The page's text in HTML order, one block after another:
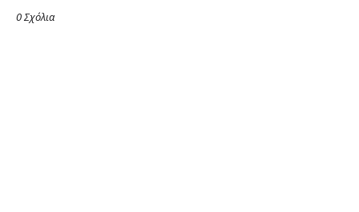
0 Σχόλια